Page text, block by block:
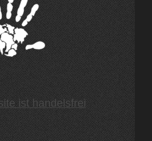
ist handelsfrei